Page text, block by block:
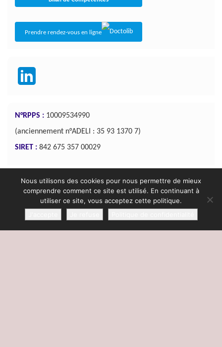
Prendre rendez-vous en ligne
N°RPPS : 10009534990
(anciennement n°ADELI : 35 93 1370 7)
SIRET : 842 675 357 00029
Osez ! Ethique Mentions
Nous utilisons des cookies pour nous permettre de mieux
comprendre comment ce site est utilisé. En continuant à
utiliser ce site, vous acceptez cette politique.